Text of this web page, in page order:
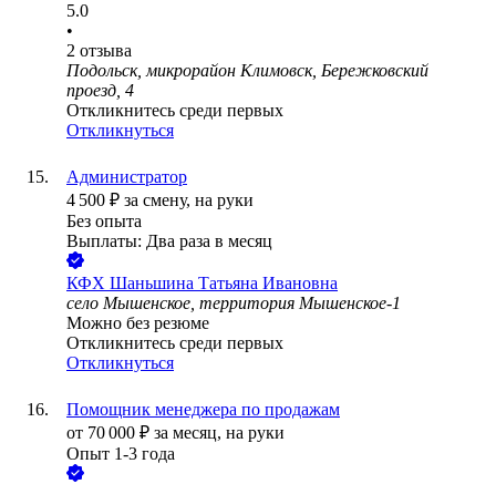
5.0
•
2 отзыва
Подольск, микрорайон Климовск, Бережковский
проезд, 4
Откликнитесь среди первых
Откликнуться
Администратор
4 500 ₽ за смену, на руки
Без опыта
Выплаты: Два раза в месяц
КФХ Шаньшина Татьяна Ивановна
село Мышенское, территория Мышенское-1
Можно без резюме
Откликнитесь среди первых
Откликнуться
Помощник менеджера по продажам
от 70 000 ₽ за месяц, на руки
Опыт 1-3 года